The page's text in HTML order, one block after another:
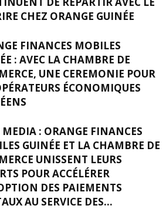
CHEZ ORANGE GUINÉE
FINANCES MOBILES
: AVEC LA CHAMBRE DE
UNE CEREMONIE POUR
ÉCONOMIQUES
: ORANGE FINANCES
GUINÉE ET LA CHAMBRE DE
UNISSENT LEURS
POUR ACCÉLÉRER
DES PAIEMENTS
AU SERVICE DES...